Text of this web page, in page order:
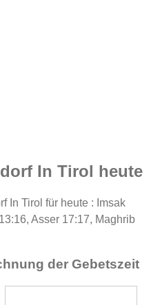
In Tirol heute
In Tirol für heute : Imsak
Asser 17:17, Maghrib
der Gebetszeit